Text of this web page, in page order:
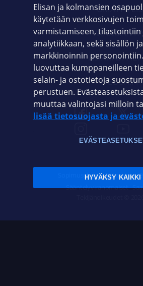
ELISA.FI
Sopimusehdot Tietosuoja
Sääntelyviranomaiset
Elisan ja kolmansien
käytetään verkkosivujen
varmistamiseen, tilastointiin
analytiikkaan, sekä sisällön ja
markkinoinnin
luovuttaa kumppaneilleen
selain- ja ostotietoja
perustuen.
muuttaa valintojasi milloin
lisää tietosuojasta ja
HYVÄKSY KAIKKI